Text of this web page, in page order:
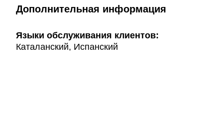
Дополнительная информация
Языки обслуживания клиентов:
Каталанский, Испанский